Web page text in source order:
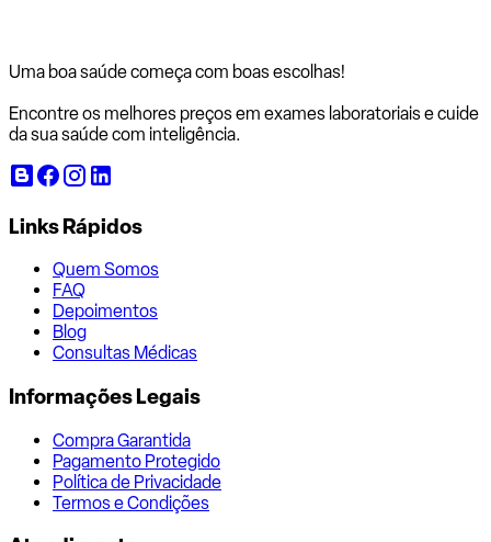
Uma boa saúde começa com boas escolhas!
Encontre os melhores preços em exames laboratoriais e cuide
da sua saúde com inteligência.
Links Rápidos
Quem Somos
FAQ
Depoimentos
Blog
Consultas Médicas
Informações Legais
Compra Garantida
Pagamento Protegido
Política de Privacidade
Termos e Condições